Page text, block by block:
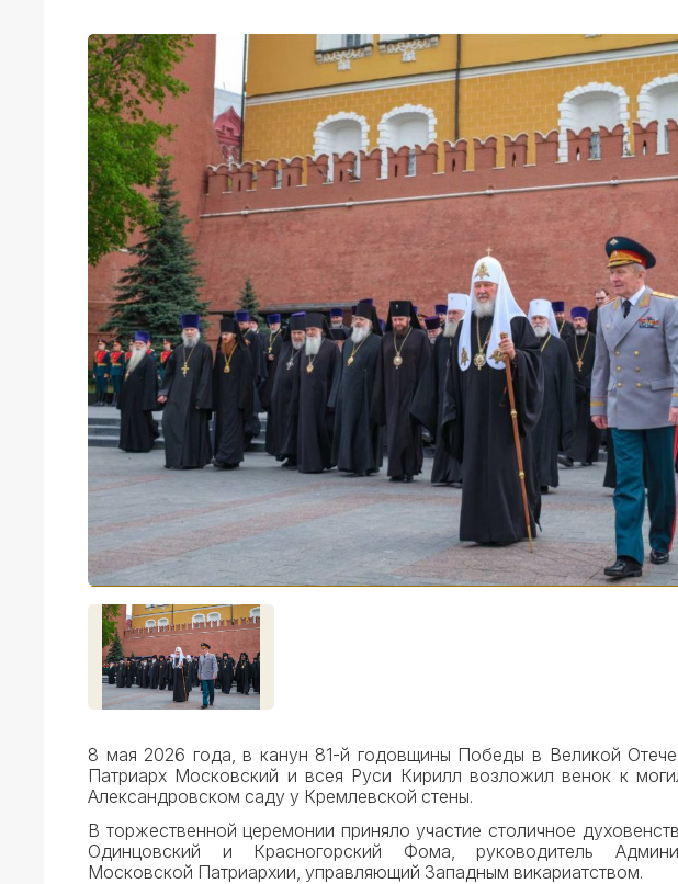
8 мая 2026 года, в канун 81-й годовщины Победы в Великой
Патриарх Московский и всея Руси Кирилл возложил венок к
Александровском саду у Кремлевской стены.
В торжественной церемонии приняло участие столичное
Одинцовский и Красногорский Фома, руководитель
Московской Патриархии, управляющий Западным викариатством.